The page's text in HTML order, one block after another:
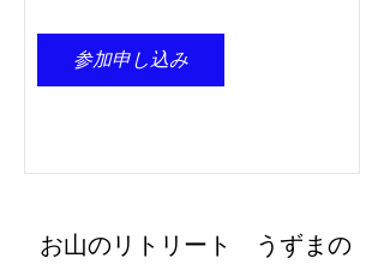
参加申し込み
​お山のリトリート うずまの